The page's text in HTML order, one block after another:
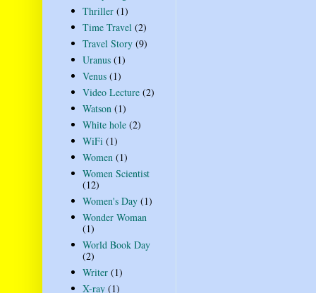
Thriller (1)
Time Travel (2)
Travel Story (9)
Uranus (1)
Venus (1)
Video Lecture (2)
Watson (1)
White hole (2)
WiFi (1)
Women (1)
Women Scientist
(12)
Women's Day (1)
Wonder Woman
(1)
World Book Day
(2)
Writer (1)
X-ray (1)